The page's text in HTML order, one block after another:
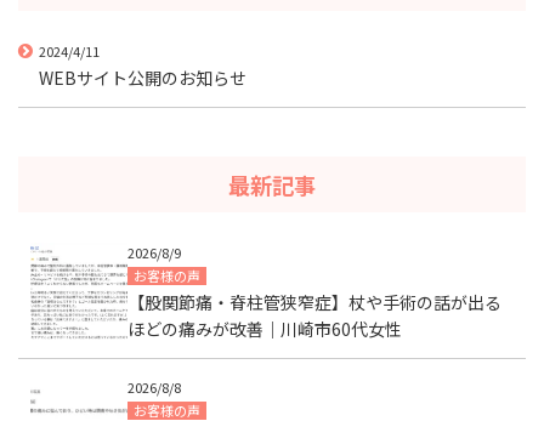
2024/4/11
WEBサイト公開のお知らせ
最新記事
2026/8/9
お客様の声
【股関節痛・脊柱管狭窄症】杖や手術の話が出る
ほどの痛みが改善｜川崎市60代女性
2026/8/8
お客様の声